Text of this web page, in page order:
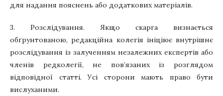
для надання пояснень або додаткових матеріалів.
3. Розслідування. Якщо скарга визнається
обґрунтованою, редакційна колегія ініціює внутрішнє
розслідування із залученням незалежних експертів або
членів редколегії, не пов’язаних із розглядом
відповідної статті. Усі сторони мають право бути
вислуханими.